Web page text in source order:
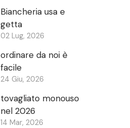
Biancheria usa e
getta
02 Lug, 2026
ordinare da noi è
facile
24 Giu, 2026
tovagliato monouso
nel 2026
14 Mar, 2026